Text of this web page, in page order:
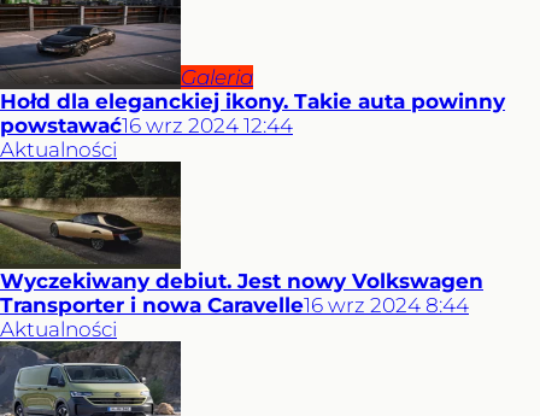
Galeria
Hołd dla eleganckiej ikony. Takie auta powinny
powstawać16 wrz 2024 12:44
Aktualności
Wyczekiwany debiut. Jest nowy Volkswagen
Transporter i nowa Caravelle16 wrz 2024 8:44
Aktualności